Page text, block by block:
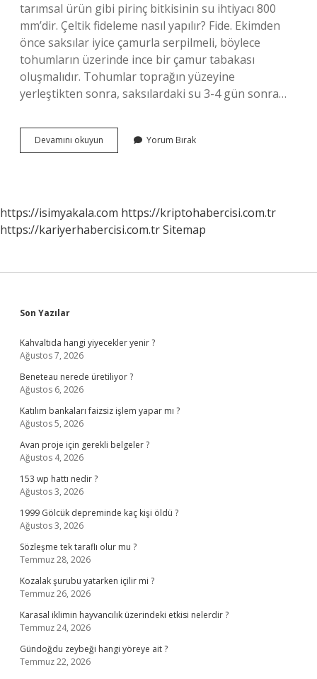
tarımsal ürün gibi pirinç bitkisinin su ihtiyacı 800
mm’dir. Çeltik fideleme nasıl yapılır? Fide. Ekimden
önce saksılar iyice çamurla serpilmeli, böylece
tohumların üzerinde ince bir çamur tabakası
oluşmalıdır. Tohumlar toprağın yüzeyine
yerleştikten sonra, saksılardaki su 3-4 gün sonra…
Devamını okuyun
Nereye
Yorum Bırak
https://isimyakala.com https://kriptohabercisi.com.tr
https://kariyerhabercisi.com.trSitemap
Sidebar
Son Yazılar
Kahvaltıda hangi yiyecekler yenir ?
Ağustos 7, 2026
Beneteau nerede üretiliyor ?
Ağustos 6, 2026
Katılım bankaları faizsiz işlem yapar mı ?
Ağustos 5, 2026
Avan proje için gerekli belgeler ?
Ağustos 4, 2026
153 wp hattı nedir ?
Ağustos 3, 2026
1999 Gölcük depreminde kaç kişi öldü ?
Ağustos 3, 2026
Sözleşme tek taraflı olur mu ?
Temmuz 28, 2026
Kozalak şurubu yatarken içilir mi ?
Temmuz 26, 2026
Karasal iklimin hayvancılık üzerindeki etkisi nelerdir ?
Temmuz 24, 2026
Gündoğdu zeybeği hangi yöreye ait ?
Temmuz 22, 2026